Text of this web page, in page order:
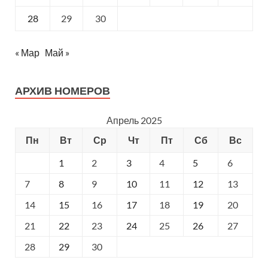
28 29 30
« Мар Май »
АРХИВ НОМЕРОВ
Апрель 2025
Пн
Вт Ср Чт Пт Сб
Вс
1
2 3 4 5
6
7
8 9 10 11 12
13
14
15 16 17 18 19
20
21
22 23 24 25 26
27
28
29 30